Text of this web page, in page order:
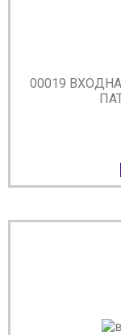
00019